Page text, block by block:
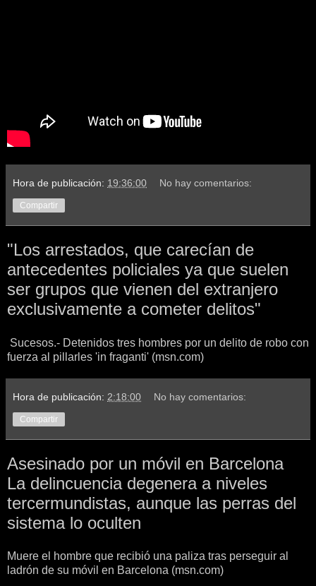
Hora de publicación: 19:36:00 No hay comentarios:
Compartir
"Los arrestados, que carecían de
antecedentes policiales ya que suelen
ser grupos que vienen del extranjero
exclusivamente a cometer delitos"
Sucesos.- Detenidos tres hombres por un delito de robo con
fuerza al pillarles 'in fraganti' (msn.com)
Hora de publicación: 2:18:00 No hay comentarios:
Compartir
Asesinado por un móvil en Barcelona
La delincuencia degenera a niveles
tercermundistas, aunque las perras del
sistema lo oculten
Muere el hombre que recibió una paliza tras perseguir al
ladrón de su móvil en Barcelona (msn.com)